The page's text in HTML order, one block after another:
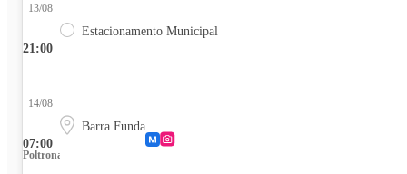
21:00
13/08
Estacionamento Municipal
07:00
14/08
Barra Funda
Poltrona